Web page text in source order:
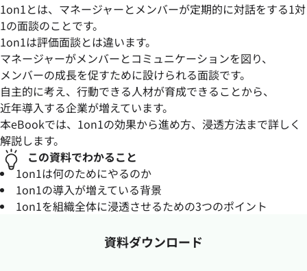
1on1とは、マネージャーとメンバーが定期的に対話をする1対
1の面談のことです。
1on1は評価面談とは違います。
マネージャーがメンバーとコミュニケーションを図り、
メンバーの成長を促すために設けられる面談です。
自主的に考え、行動できる人材が育成できることから、
近年導入する企業が増えています。
本eBookでは、1on1の効果から進め方、浸透方法まで詳しく
解説します。
この資料でわかること
1on1は何のためにやるのか
1on1の導入が増えている背景
1on1を組織全体に浸透させるための3つのポイント
資料ダウンロード